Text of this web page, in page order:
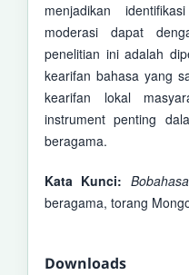
menjadikan
moderasi dapat
penelitian ini adalah
kearifan bahasa yang
kearifan lokal
instrument penting
beragama.
Kata Kunci:
beragama, torang
Downloads